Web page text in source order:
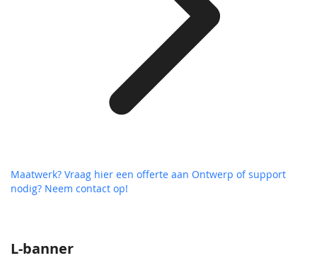
L-banner
Maatwerk? Vraag hier een offerte aan Ontwerp of support
nodig? Neem contact op!